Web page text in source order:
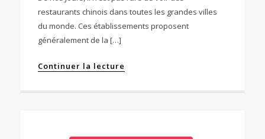
restaurants chinois dans toutes les grandes villes
du monde. Ces établissements proposent
généralement de la […]
Continuer la lecture